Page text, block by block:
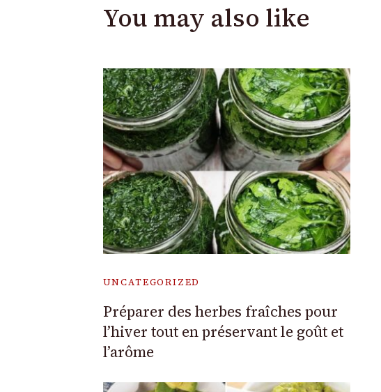
You may also like
UNCATEGORIZED
Préparer des herbes fraîches pour
l’hiver tout en préservant le goût et
l’arôme